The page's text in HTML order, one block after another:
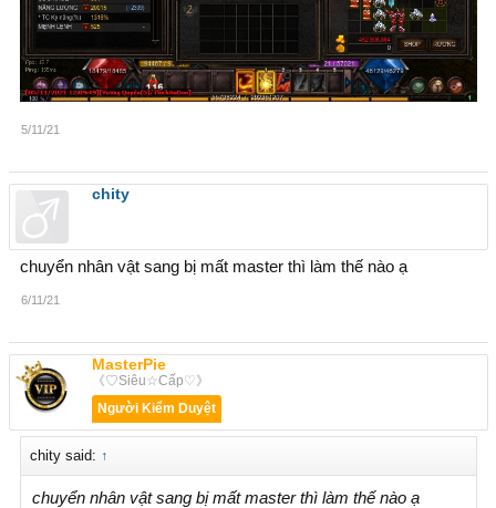
5/11/21
chity
chuyển nhân vật sang bị mất master thì làm thế nào ạ
6/11/21
MasterPie
《♡Siêu☆Cấp♡》
Người Kiểm Duyệt
chity said: ↑
chuyển nhân vật sang bị mất master thì làm thế nào ạ